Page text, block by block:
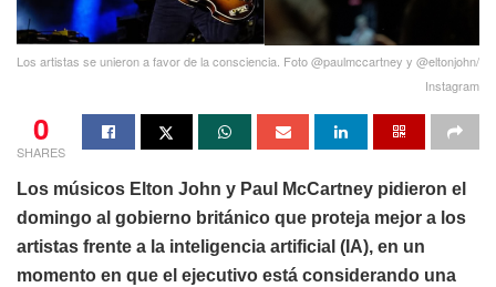
Los artistas se unieron a favor de la consciencia. Foto @paulmccartney y @eltonjohn/
Instagram
0
SHARES
Los músicos Elton John y Paul McCartney pidieron el
domingo al gobierno británico que proteja mejor a los
artistas frente a la inteligencia artificial (IA), en un
momento en que el ejecutivo está considerando una